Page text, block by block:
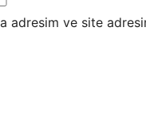
adresim ve site